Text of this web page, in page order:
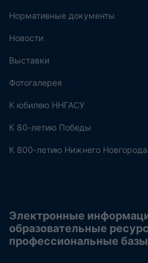
Нормативные документы
Новости
Выставки
Фотогалерея
К юбилею ННГАСУ
К 80-летию Победы
К 800-летию Нижнего Новгорода
Электронные
образовательные
профессиональные